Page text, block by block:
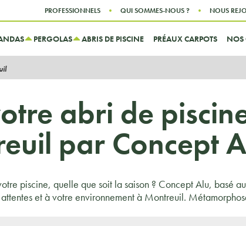
Aller au menu
Aller au contenu
PROFESSIONNELS QUI SOMMES-NOUS ? NOUS
PERGOLAS ABRIS DE PISCINE PRÉAUX CARPOTS NOS
abri de
par Concept
piscine, quelle que soit la saison ? Concept Alu, basé
et à votre environnement à Montreuil.